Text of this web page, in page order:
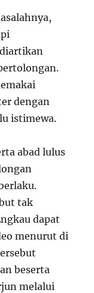
dengan
istimewa.
abad lulus
tak
dapat
menurut di
beserta
melalui